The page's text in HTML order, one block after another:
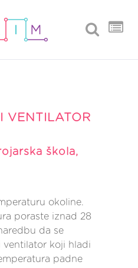
VENTILATOR
škola,
okoline.
poraste iznad 28
da se
ventilator koji hladi
padne